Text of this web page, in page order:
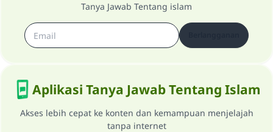
Tanya Jawab Tentang islam
Aplikasi Tanya Jawab Tentang Islam
Akses lebih cepat ke konten dan kemampuan menjelajah
tanpa internet